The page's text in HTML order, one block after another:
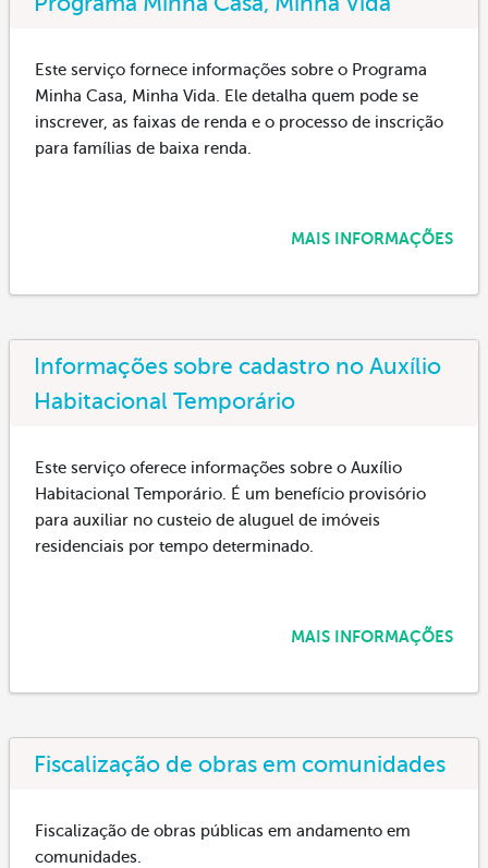
Este serviço fornece informações sobre o Programa
Minha Casa, Minha Vida. Ele detalha quem pode se
inscrever, as faixas de renda e o processo de inscrição
para famílias de baixa renda.
MAIS INFORMAÇÕES
Informações sobre cadastro no Auxílio
Habitacional Temporário
Este serviço oferece informações sobre o Auxílio
Habitacional Temporário. É um benefício provisório
para auxiliar no custeio de aluguel de imóveis
residenciais por tempo determinado.
MAIS INFORMAÇÕES
Fiscalização de obras em comunidades
Fiscalização de obras públicas em andamento em
comunidades.